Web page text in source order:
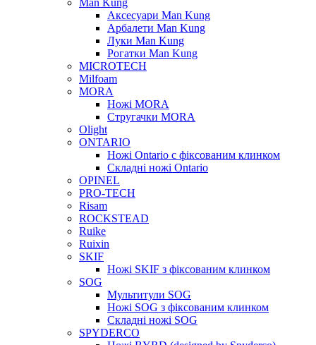
Аксесуари Man Kung
Арбалети Man Kung
Луки Man Kung
Рогатки Man Kung
MICROTECH
Milfoam
MORA
Ножі MORA
Стругачки MORA
Olight
ONTARIO
Ножі Ontario c фіксованим клинком
Складні ножі Ontario
OPINEL
PRO-TECH
Risam
ROCKSTEAD
Ruike
Ruixin
SKIF
Ножі SKIF з фіксованим клинком
SOG
Мультитули SOG
Ножі SOG з фіксованим клинком
Складні ножі SOG
SPYDERCO